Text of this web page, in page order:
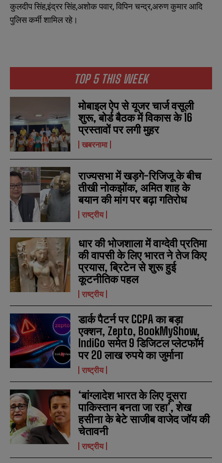
N
a
m
e
m
a
i
l
*
N
u
m
b
e
r
s
SUBMIT
N
a
m
e
m
a
i
l
*
N
u
m
b
e
r
s
SUBMIT
TOP 5 THIS WEEK
मोबाइल ऐप से यूजर चार्ज वसूली
शुरू, बोर्ड बैठक में विकास के 16
प्रस्तावों पर लगी मुहर
खबरनामा
राज्यसभा में खड़गे-रिजिजू के बीच
तीखी नोकझोंक, अमित शाह के
बयान की मांग पर बढ़ा गतिरोध
राष्ट्रीय
धार की भोजशाला में वाग्देवी प्रतिमा
की वापसी के लिए भारत ने तेज किए
प्रयास, ब्रिटेन से शुरू हुई
कूटनीतिक पहल
राष्ट्रीय
डार्क पैटर्न पर CCPA का बड़ा
एक्शन, Zepto, BookMyShow,
IndiGo समेत 9 डिजिटल प्लेटफॉर्म
पर 20 लाख रुपये का जुर्माना
राष्ट्रीय
‘बांग्लादेश भारत के लिए दूसरा
पाकिस्तान बनता जा रहा’, शेख
हसीना के बेटे साजीब वाजेद जॉय की
चेतावनी
राष्ट्रीय
कुलदीप सिंह,इंद्रर सिंह,अशोक पवार, विपिन चन्द्र,अरुण कुमार आदि
पुलिस कर्मी शामिल रहे।